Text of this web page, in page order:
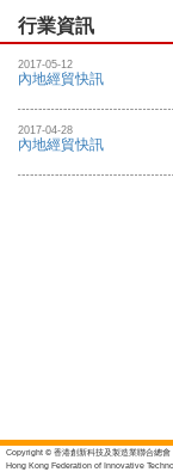
行業資訊
2017-05-12
內地經貿快訊
2017-04-28
內地經貿快訊
Copyright © 香港創新科技及製造業聯合總會
Hong Kong Federation of Innovative